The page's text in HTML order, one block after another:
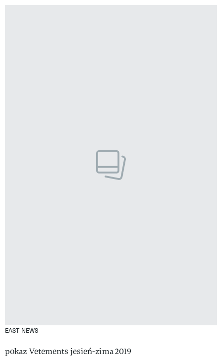
EAST NEWS
pokaz Vetements jesień-zima 2019